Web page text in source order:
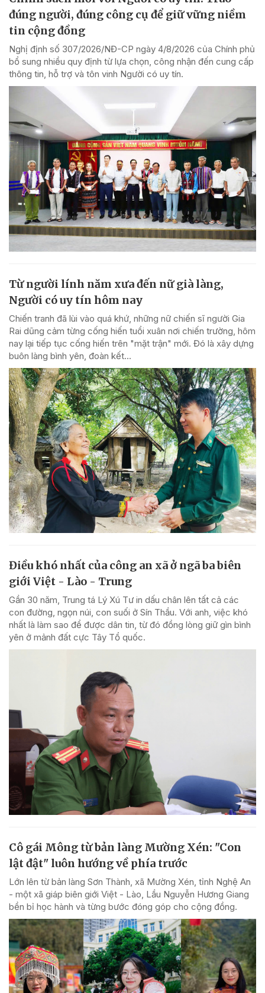
đúng người, đúng công cụ để giữ vững niềm
tin cộng đồng
Nghị định số 307/2026/NĐ-CP ngày 4/8/2026 của Chính phủ
bổ sung nhiều quy định từ lựa chọn, công nhận đến cung cấp
thông tin, hỗ trợ và tôn vinh Người có uy tín.
Từ người lính năm xưa đến nữ già làng,
Người có uy tín hôm nay
Chiến tranh đã lùi vào quá khứ, những nữ chiến sĩ người Gia
Rai dũng cảm từng cống hiến tuổi xuân nơi chiến trường, hôm
nay lại tiếp tục cống hiến trên "mặt trận" mới. Đó là xây dựng
buôn làng bình yên, đoàn kết...
Điều khó nhất của công an xã ở ngã ba biên
giới Việt - Lào - Trung
Gần 30 năm, Trung tá Lý Xú Tư in dấu chân lên tất cả các
con đường, ngọn núi, con suối ở Sín Thầu. Với anh, việc khó
nhất là làm sao để được dân tin, từ đó đồng lòng giữ gìn bình
yên ở mảnh đất cực Tây Tổ quốc.
Cô gái Mông từ bản làng Mường Xén: "Con
lật đật" luôn hướng về phía trước
Lớn lên từ bản làng Sơn Thành, xã Mường Xén, tỉnh Nghệ An
- một xã giáp biên giới Việt - Lào, Lầu Nguyễn Hương Giang
bền bỉ học hành và từng bước đóng góp cho cộng đồng.